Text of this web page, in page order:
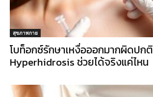
สุขภาพกาย
โบท็อกซ์รักษาเหงื่อออกมากผิดปกติ
Hyperhidrosis ช่วยได้จริงแค่ไหน